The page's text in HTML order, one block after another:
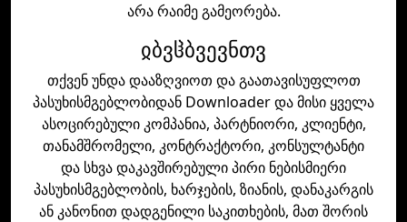
არა რაიმე გამეორება.
ჲბვჱბვევნთვ
თქვენ უნდა დააზღვიოთ და გაათავისუფლოთ
პასუხისმგებლობიდან Downloader და მისი ყველა
ასოცირებული კომპანია, პარტნიორი, კლიენტი,
თანამშრომელი, კონტრაქტორი, კონსულტანტი
და სხვა დაკავშირებული პირი ნებისმიერი
პასუხისმგებლობის, ხარჯების, ზიანის, დანაკარგის
ან კანონით დადგენილი საკითხების, მათ შორის